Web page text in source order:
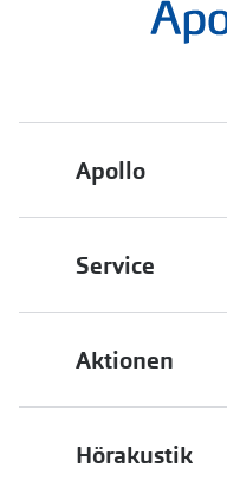
Apollo
Job & Karriere
Service
Aktionen
Hörakustik